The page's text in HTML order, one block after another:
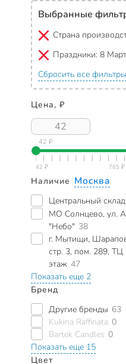
Выбранные
Страна
Праздники: 8
Сбросить все фильтры
Цена, ₽
42 ₽
Наличие Москва
Центральный склад
МО Солнцево, ул.
"Небо" 38
г. Мытищи,
стр. 3, пом. 289,
этаж 47
Показать еще 2
Бренд
Другие бренды 63
Kukina Raffinata 0
Bartek Candles 0
Показать еще 15
Цвет